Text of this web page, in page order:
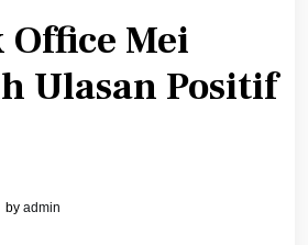
Mei
Ulasan Positif
by admin